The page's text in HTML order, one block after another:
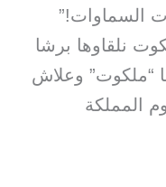
السماوات!”
كلمة ملكوت نلقاوها برشا
“ملكوت” وعلاش
المملكة